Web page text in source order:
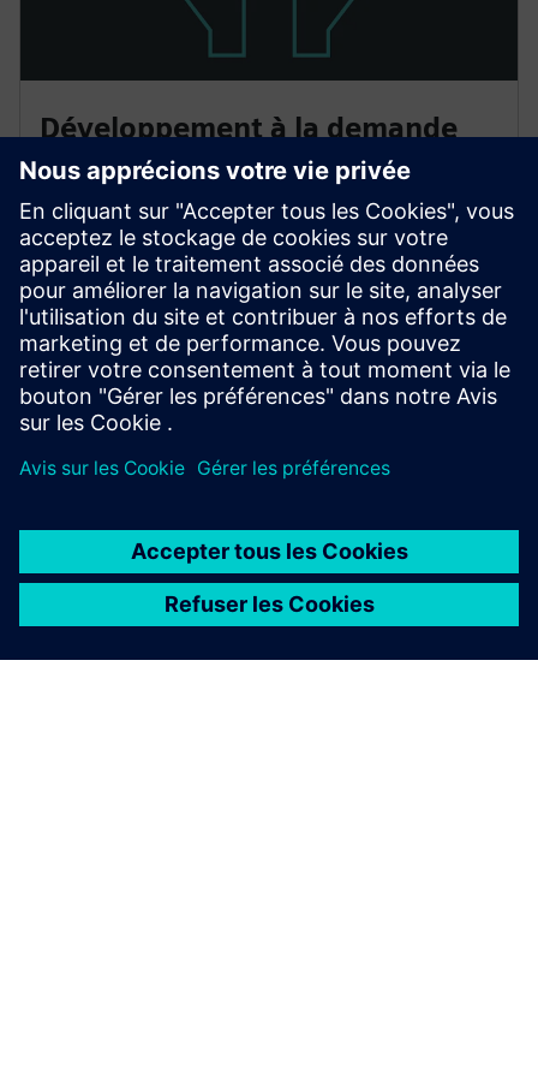
Développement à la demande
Des SDK et des API bien documentés et faciles à
utiliser facilitent le développement d'intégrations et
d'applications pour Desigo CC. Vous êtes confrontée à
un défi ? En rejoignant l'Ecosystem, vous pouvez
simplement contacter un développeur et lui demander
ce dont vous avez besoin.